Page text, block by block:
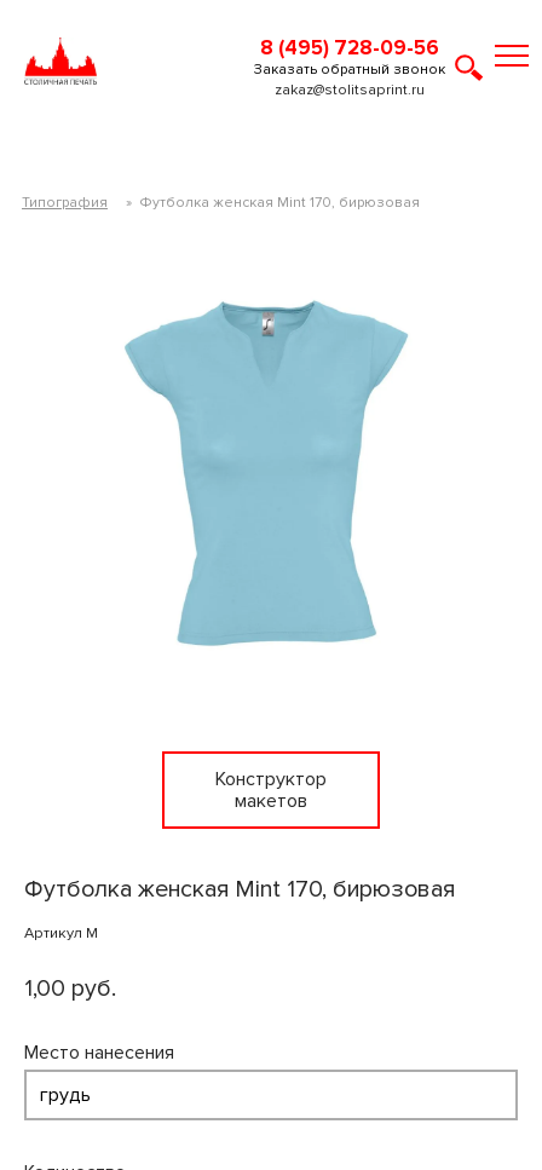
8 (495) 728-09-56
zakaz@stolitsaprint.ru
Заказать обратный звонок
Типография » Футболка женская Mint 170, бирюзовая
Конструктор
макетов
Футболка женская Mint 170, бирюзовая
Артикул M
1,00 руб.
Место нанесения